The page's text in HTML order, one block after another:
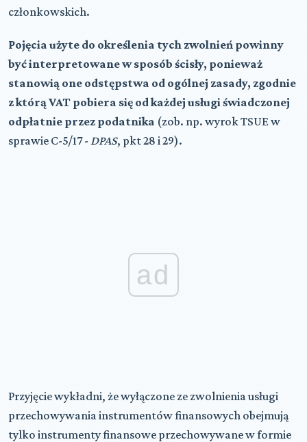
członkowskich.
Pojęcia użyte do określenia tych zwolnień powinny
być interpretowane w sposób ścisły, ponieważ
stanowią one odstępstwa od ogólnej zasady, zgodnie
z którą VAT pobiera się od każdej usługi świadczonej
odpłatnie przez podatnika (zob. np. wyrok TSUE w
sprawie C-5/17 - DPAS, pkt 28 i 29).
ad
Przyjęcie wykładni, że wyłączone ze zwolnienia usługi
przechowywania instrumentów finansowych obejmują
tylko instrumenty finansowe przechowywane w formie